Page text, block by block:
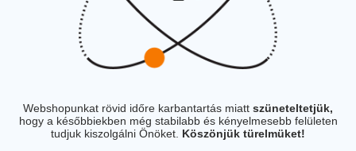
Webshopunkat rövid időre karbantartás miatt szüneteltetjük,
hogy a későbbiekben még stabilabb és kényelmesebb felületen
tudjuk kiszolgálni Önöket. Köszönjük türelmüket!